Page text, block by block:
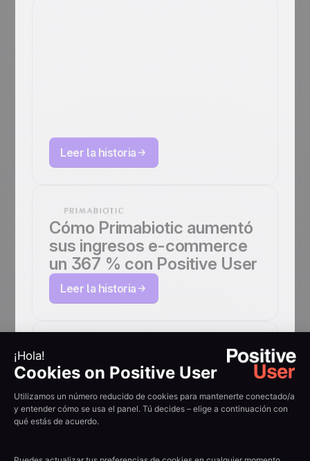
Leer la historia
Cómo Primabiotic aumentó
sus ingresos e-commerce
un 367 % con Positive User
Leer la historia
Cómo Qconcursos fideliza a
más de 4 M de usuarios con
Positive User
Leer la historia